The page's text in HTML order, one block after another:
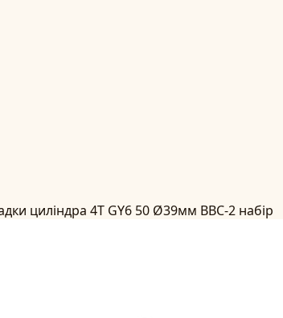
циліндра 4T GY6 50 Ø39мм BBC-2 набір